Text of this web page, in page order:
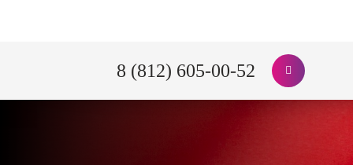
8 (812) 605-00-52